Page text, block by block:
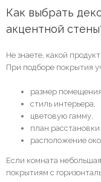
Как выбрать
акцентной
Не знаете, какой
При подборе покрытия
размер помещения,
стиль интерьера,
цветовую гамму,
план расстановки
расположение
Если комната
покрытиям с